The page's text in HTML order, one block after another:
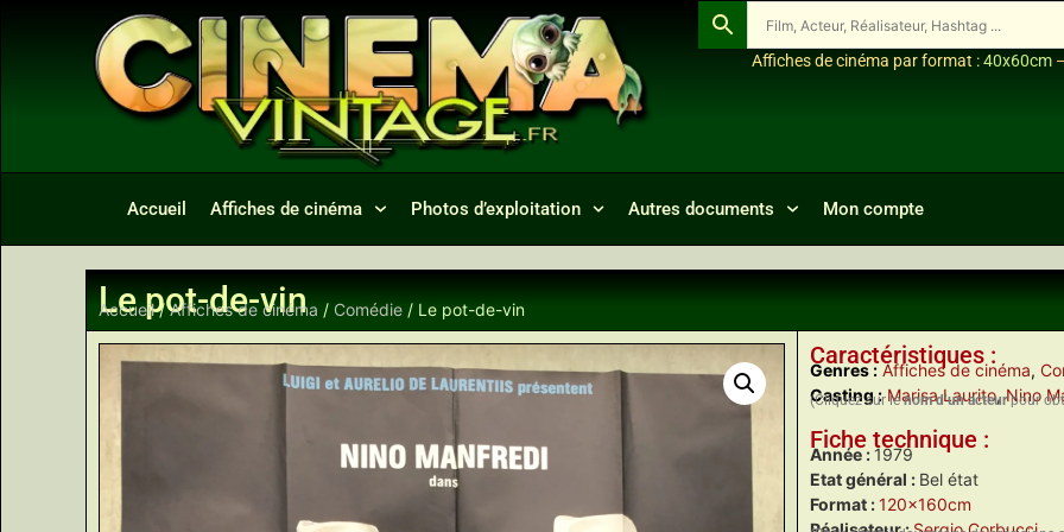
Affiches de cinéma par format :40x60cm –
Accueil Affiches de cinéma Photos d’exploitation Autres documents Mon compte
Le pot-de-vin
Accueil/Affiches de cinéma / Comédie / Le pot-de-vin
Caractéristiques :
Genres : Affiches de cinéma,
Casting : Marisa Laurito,Nino
(Cliquez sur lenom d’un acteurpour
Fiche technique :
Année : 1979
Etat général : Bel état
Format :120x160cm